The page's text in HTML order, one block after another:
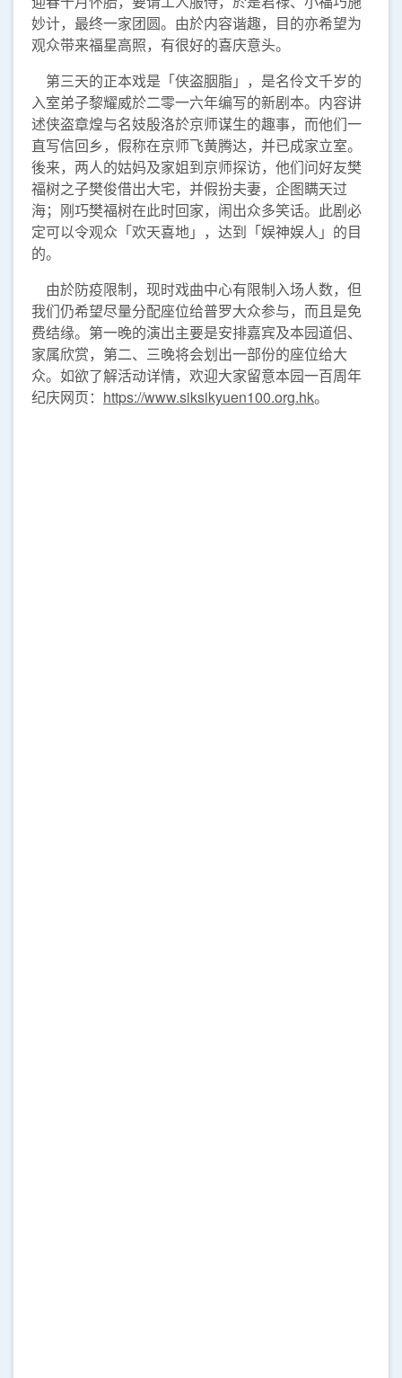
妙计，最终一家团圆。由於内容谐趣，目的亦希望为
观众带来福星高照，有很好的喜庆意头。
第三天的正本戏是「侠盗胭脂」，是名伶文千岁的
入室弟子黎耀威於二零一六年编写的新剧本。内容讲
述侠盗章煌与名妓殷洛於京师谋生的趣事，而他们一
直写信回乡，假称在京师飞黄腾达，并已成家立室。
後来，两人的姑妈及家姐到京师探访，他们问好友樊
福树之子樊俊借出大宅，并假扮夫妻，企图瞒天过
海；刚巧樊福树在此时回家，闹出众多笑话。此剧必
定可以令观众「欢天喜地」，达到「娱神娱人」的目
的。
由於防疫限制，现时戏曲中心有限制入场人数，但
我们仍希望尽量分配座位给普罗大众参与，而且是免
费结缘。第一晚的演出主要是安排嘉宾及本园道侣、
家属欣赏，第二、三晚将会划出一部份的座位给大
众。如欲了解活动详情，欢迎大家留意本园一百周年
纪庆网页： https://www.siksikyuen100.org.hk。